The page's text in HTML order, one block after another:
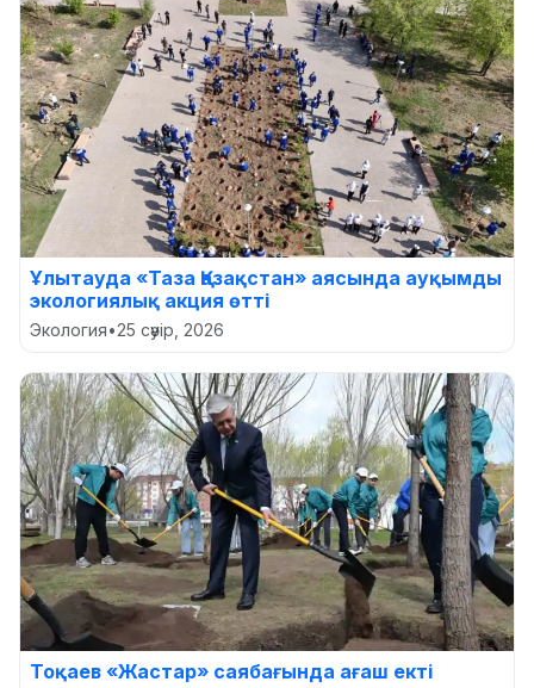
Ұлытауда «Таза Қазақстан» аясында ауқымды
экологиялық акция өтті
Экология•25 сәуір, 2026
Тоқаев «Жастар» саябағында ағаш екті